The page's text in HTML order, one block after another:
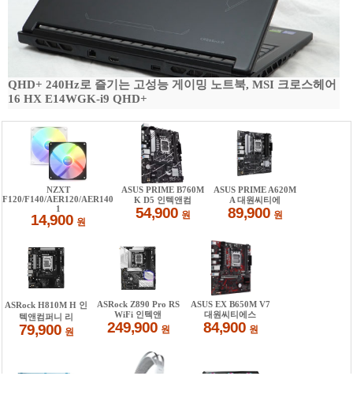
QHD+ 240Hz로 즐기는 고성능 게이밍 노트북, MSI 크로스헤어
16 HX E14WGK-i9 QHD+